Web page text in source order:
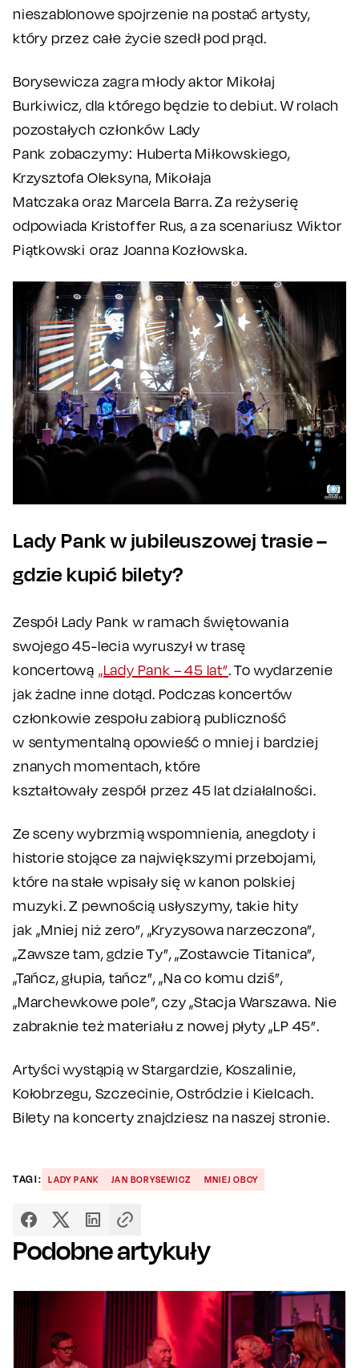
nieszablonowe spojrzenie na postać artysty,
który przez całe życie szedł pod prąd.
Borysewicza zagra młody aktor Mikołaj
Burkiwicz, dla którego będzie to debiut. W rolach
pozostałych członków Lady
Pank zobaczymy: Huberta Miłkowskiego,
Krzysztofa Oleksyna, Mikołaja
Matczaka oraz Marcela Barra. Za reżyserię
odpowiada Kristoffer Rus, a za scenariusz Wiktor
Piątkowski oraz Joanna Kozłowska.
Lady Pank w jubileuszowej trasie –
gdzie kupić bilety?
Zespół Lady Pank w ramach świętowania
swojego 45-lecia wyruszył w trasę
koncertową „Lady Pank – 45 lat”. To wydarzenie
jak żadne inne dotąd. Podczas koncertów
członkowie zespołu zabiorą publiczność
w sentymentalną opowieść o mniej i bardziej
znanych momentach, które
kształtowały zespół przez 45 lat działalności.
Ze sceny wybrzmią wspomnienia, anegdoty i
historie stojące za największymi przebojami,
które na stałe wpisały się w kanon polskiej
muzyki. Z pewnością usłyszymy, takie hity
jak „Mniej niż zero”, „Kryzysowa narzeczona”,
„Zawsze tam, gdzie Ty”, „Zostawcie Titanica”,
„Tańcz, głupia, tańcz”, „Na co komu dziś”,
„Marchewkowe pole”, czy „Stacja Warszawa. Nie
zabraknie też materiału z nowej płyty „LP 45”.
Artyści wystąpią w Stargardzie, Koszalinie,
Kołobrzegu, Szczecinie, Ostródzie i Kielcach.
Bilety na koncerty znajdziesz na naszej stronie.
TAGI: LADY PANK JAN BORYSEWICZ MNIEJ OBCY
Podobne artykuły